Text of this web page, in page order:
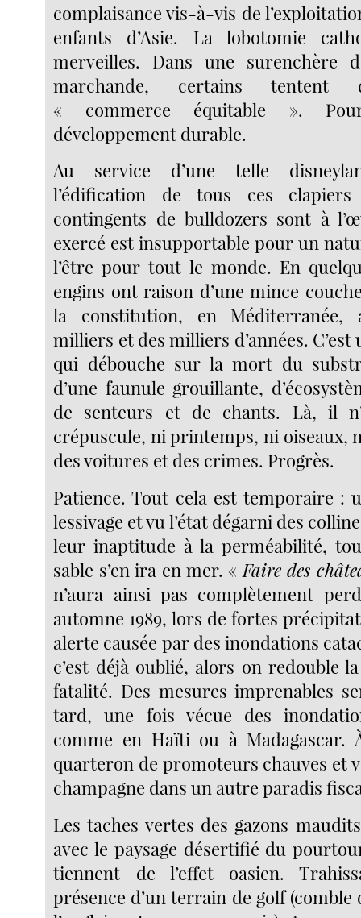
complaisance vis-à-vis de
enfants d’Asie. La lobotomie
merveilles. Dans une surenchère
marchande, certains tentent
« commerce équitable ».
développement durable.
Au service d’une telle
l’édification de tous ces
contingents de bulldozers sont à
exercé est insupportable pour un
l’être pour tout le monde. En
engins ont raison d’une mince
la constitution, en Méditerranée,
milliers et des milliers d’années. C’est
qui débouche sur la mort du
d’une faunule grouillante,
de senteurs et de chants. Là, il
crépuscule, ni printemps, ni oiseaux,
des voitures et des crimes. Progrès.
Patience. Tout cela est temporaire :
lessivage et vu l’état dégarni des
leur inaptitude à la perméabilité,
sable s’en ira en mer. «Faire des
n’aura ainsi pas complètement
automne 1989, lors de fortes
alerte causée par des inondations
c’est déjà oublié, alors on redouble
fatalité. Des mesures imprenables
tard, une fois vécue des
comme en Haïti ou à Madagascar.
quarteron de promoteurs chauves et
champagne dans un autre paradis
Les taches vertes des gazons
avec le paysage désertifié du
tiennent de l’effet oasien.
présence d’un terrain de golf